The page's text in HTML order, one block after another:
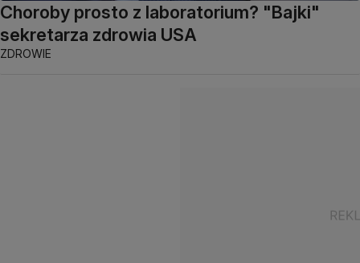
Choroby prosto z laboratorium? "Bajki"
sekretarza zdrowia USA
ZDROWIE